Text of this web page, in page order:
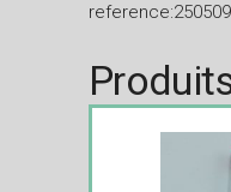
reference:250509